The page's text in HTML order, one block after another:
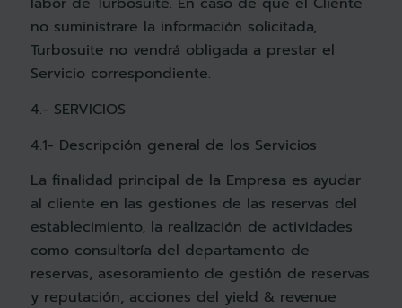
no suministrare la información solicitada,
Turbosuite no vendrá obligada a prestar el
Servicio correspondiente.
4.- SERVICIOS
4.1- Descripción general de los Servicios
La finalidad principal de la Empresa es ayudar
al cliente en las gestiones de las reservas del
establecimiento, la realización de actividades
como consultoría del departamento de
reservas, asesoramiento de gestión de reservas
y reputación, acciones del yield & revenue